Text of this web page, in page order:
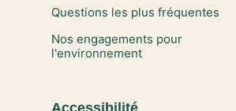
Questions les plus fréquentes
Nos engagements pour
l'environnement
Accessibilité